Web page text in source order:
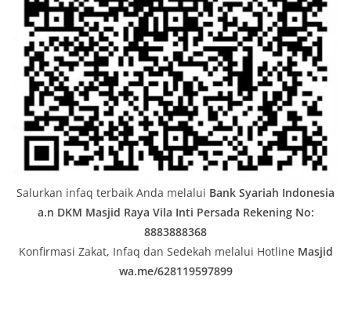
Salurkan infaq terbaik Anda melalui Bank Syariah Indonesia
a.n DKM Masjid Raya Vila Inti Persada Rekening No:
8883888368
Konfirmasi Zakat, Infaq dan Sedekah melalui Hotline Masjid
wa.me/628119597899